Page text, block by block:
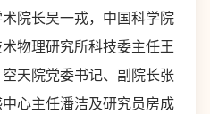
院长吴一戎，中国科学院
物理研究所科技委主任王
天院党委书记、副院长张
心主任潘洁及研究员房成